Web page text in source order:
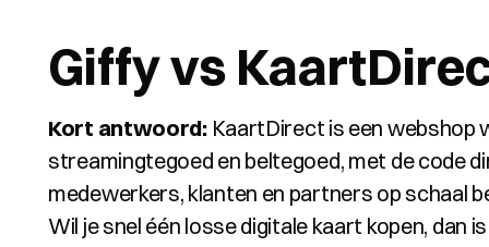
Giffy vs
Kort antwoord: KaartDirect is een webshop
streamingtegoed en beltegoed, met de code
medewerkers, klanten en partners op schaal
Wil je snel één losse digitale kaart kopen, dan